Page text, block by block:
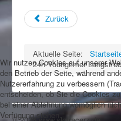
Zurück
Aktuelle Seite:
24h Youngtimer
Wir nutzen Cookies auf unserer
den Betrieb der Seite, während
Nutzererfahrung zu verbessern
entscheiden, ob Sie die Cookies
bei einer Ablehnung womöglich
Verfügung stehen.